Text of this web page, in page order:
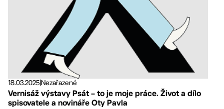
18.03.2025Nezařazené
Vernisáž výstavy Psát – to je moje práce. Život a dílo
spisovatele a novináře Oty Pavla